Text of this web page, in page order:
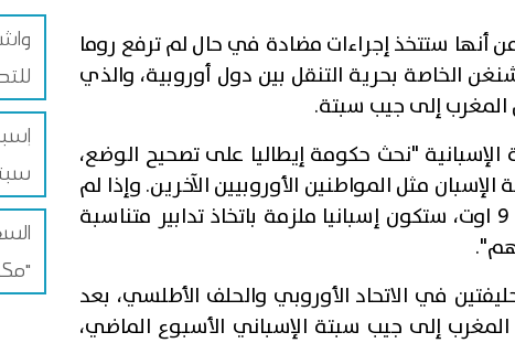
مكة للدفاع المشترك"
من أنها ستتخذ إجراءات مضادة في حال لم ترفع روما
الخاصة بحرية التنقل بين دول أوروبية، والذي
إلى جيب سبتة.
"نحث حكومة إيطاليا على تصحيح الوضع،
مثل المواطنين الأوروبيين الآخرين. وإذا لم
تفعل ذلك قبل نهاية الأحد في 9 اوت، ستكون إسبانيا ملزمة باتخاذ تدابير متناسبة
في الاتحاد الأوروبي والحلف الأطلسي، بعد
من المغرب إلى جيب سبتة الإسباني الأسبوع الماضي،